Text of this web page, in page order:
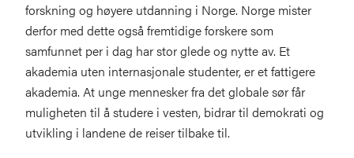
forskning og høyere utdanning i Norge. Norge mister
derfor med dette også fremtidige forskere som
samfunnet per i dag har stor glede og nytte av. Et
akademia uten internasjonale studenter, er et fattigere
akademia. At unge mennesker fra det globale sør får
muligheten til å studere i vesten, bidrar til demokrati og
utvikling i landene de reiser tilbake til.